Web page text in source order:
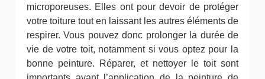
microporeuses. Elles ont pour devoir de protéger
votre toiture tout en laissant les autres éléments de
respirer. Vous pouvez donc prolonger la durée de
vie de votre toit, notamment si vous optez pour la
bonne peinture. Réparer, et nettoyer le toit sont